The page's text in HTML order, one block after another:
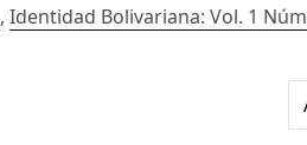
,Identidad Bolivariana: Vol. 1